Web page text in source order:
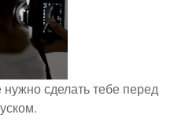
сделать тебе перед